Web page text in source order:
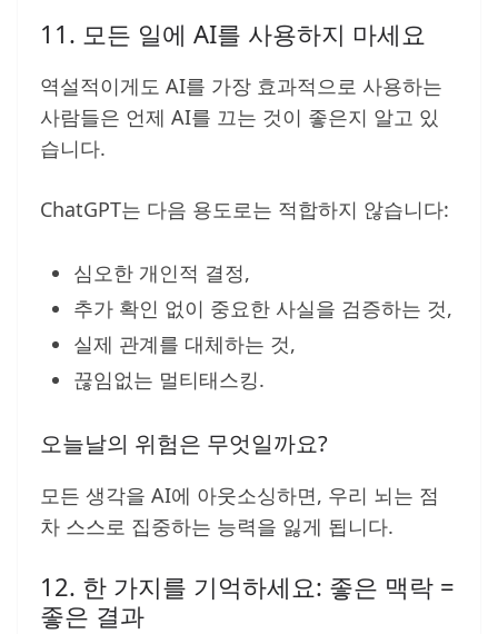
11. 모든 일에 AI를 사용하지 마세요
역설적이게도 AI를 가장 효과적으로 사용하는
사람들은 언제 AI를 끄는 것이 좋은지 알고 있
습니다.
ChatGPT는 다음 용도로는 적합하지 않습니다:
심오한 개인적 결정,
추가 확인 없이 중요한 사실을 검증하는 것,
실제 관계를 대체하는 것,
끊임없는 멀티태스킹.
오늘날의 위험은 무엇일까요?
모든 생각을 AI에 아웃소싱하면, 우리 뇌는 점
차 스스로 집중하는 능력을 잃게 됩니다.
12. 한 가지를 기억하세요: 좋은 맥락 =
좋은 결과